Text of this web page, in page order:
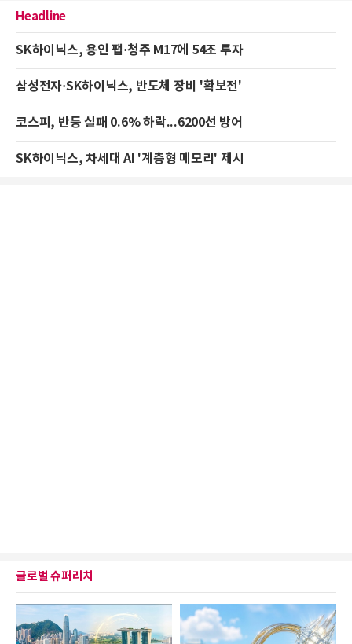
Headline
SK하이닉스, 용인 팹·청주 M17에 54조 투자
삼성전자·SK하이닉스, 반도체 장비 '확보전'
코스피, 반등 실패 0.6% 하락...6200선 방어
SK하이닉스, 차세대 AI '계층형 메모리' 제시
글로벌 슈퍼리치